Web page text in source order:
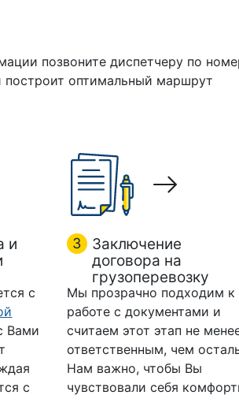
позвоните диспетчеру по
оптимальный маршрут
и
с
Вами
с
3
Заключение
договора на
грузоперевозку
Мы прозрачно подходим к
работе с документами и
считаем этот этап не
ответственным, чем
Нам важно, чтобы Вы
чувствовали себя